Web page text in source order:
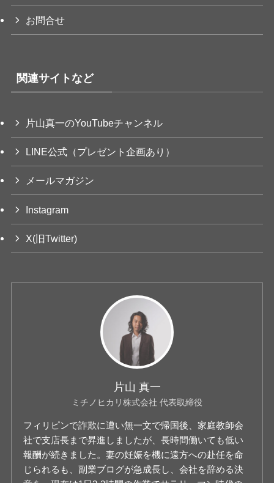
お問合せ
関連サイトなど
片山真一のYouTubeチャンネル
LINE公式（プレゼント企画あり）
メールマガジン
Instagram
X(旧Twitter)
片山 真一
ミチノヒカリ株式会社 代表取締役
フィリピンで詐欺に遭い無一文で帰国後、家庭教師会
社で支店長まで昇進しましたが、長時間働いても低い
報酬が続きました。妻の妊娠を機に遠方への赴任を命
じられるも、副業ブログが急成長し、会社を辞める決